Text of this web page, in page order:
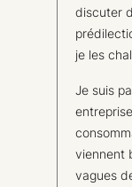
discuter
je les
Je suis
viennent
vagues